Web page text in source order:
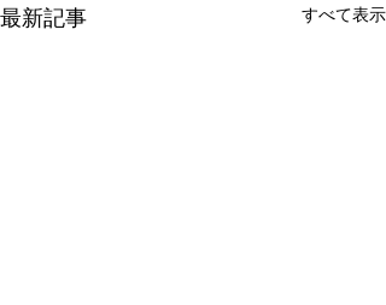
最新記事 すべて表示